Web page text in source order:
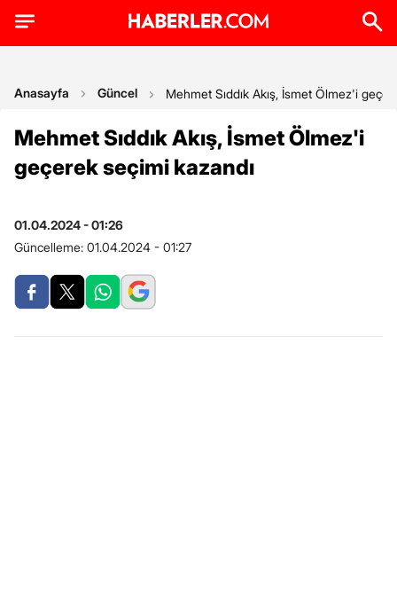
Anasayfa Güncel Mehmet Sıddık Akış, İsmet Ölmez'i
Mehmet Sıddık Akış, İsmet Ölmez'i
geçerek seçimi kazandı
01.04.2024 - 01:26
Güncelleme: 01.04.2024 - 01:27